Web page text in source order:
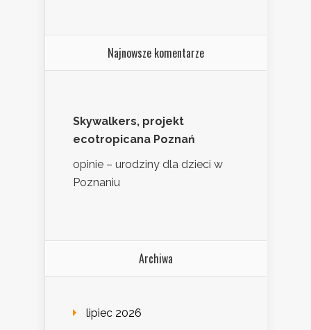
Najnowsze komentarze
Skywalkers, projekt
ecotropicana Poznań
opinie – urodziny dla dzieci w
Poznaniu
Archiwa
lipiec 2026